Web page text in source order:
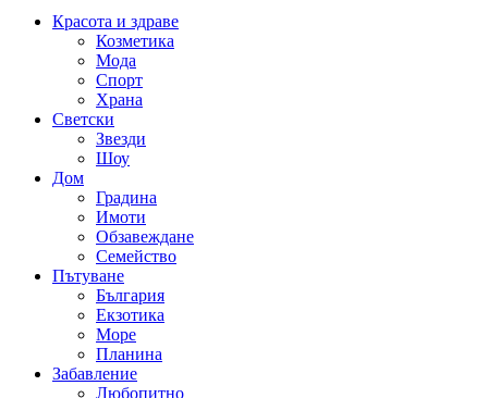
Красота и здраве
Козметика
Мода
Спорт
Храна
Светски
Звезди
Шоу
Дом
Градина
Имоти
Обзавеждане
Семейство
Пътуване
България
Екзотика
Море
Планина
Забавление
Любопитно